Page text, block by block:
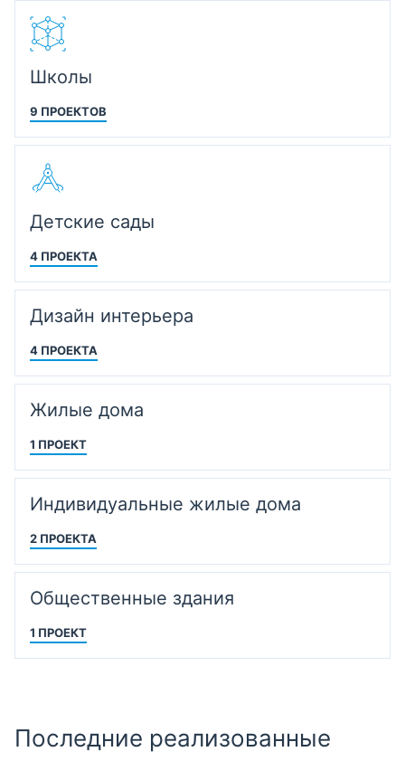
Школы
9 ПРОЕКТОВ
Детские сады
4 ПРОЕКТА
Дизайн интерьера
4 ПРОЕКТА
Жилые дома
1 ПРОЕКТ
Индивидуальные жилые дома
2 ПРОЕКТА
Общественные здания
1 ПРОЕКТ
Последние реализованные